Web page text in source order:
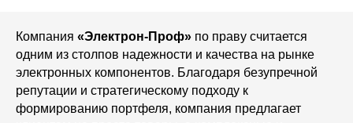
Компания «Электрон-Проф» по праву считается
одним из столпов надежности и качества на рынке
электронных компонентов. Благодаря безупречной
репутации и стратегическому подходу к
формированию портфеля, компания предлагает